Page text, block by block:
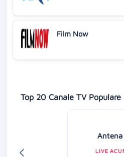
Film Now
Top 20 Canale TV
Antena
LIVE